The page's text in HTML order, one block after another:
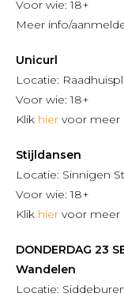
Voor wie: 18+
Meer info/
Unicurl
Locatie:
Voor wie: 18+
Klik hier voor meer
Stijldansen
Locatie: Sinnigen
Voor wie: 18+
Klik hier voor meer
DONDERDAG 23
Wandelen
Locatie: